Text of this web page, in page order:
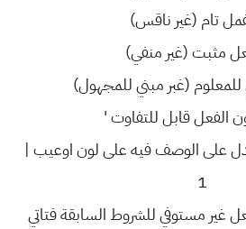
تام (غير ناقس)
مثبت (غير منفي)
على الوصف فيه على لون اوعيب |
1
غير مستوفي للشروط السابقة فتاتي